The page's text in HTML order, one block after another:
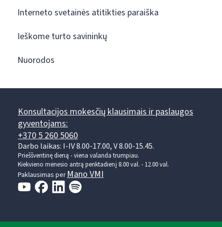
Interneto svetainės atitikties paraiška
Ieškome turto savininkų
Nuorodos
Konsultacijos mokesčių klausimais ir paslaugos
gyventojams:
+370 5 260 5060
Darbo laikas: I-IV 8.00-17.00, V 8.00-15.45.
Prieššventinę dieną - viena valanda trumpiau.
Kiekvieno mėnesio antrą penktadienį 8.00 val. - 12.00 val.
Paklausimas per Mano VMI